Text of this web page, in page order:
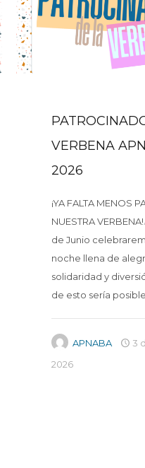
VERBENA
2026
¡YA FALTA MENOS
NUESTRA
de Junio
noche llena de
solidaridad y
de esto sería
APNABA
3
2026